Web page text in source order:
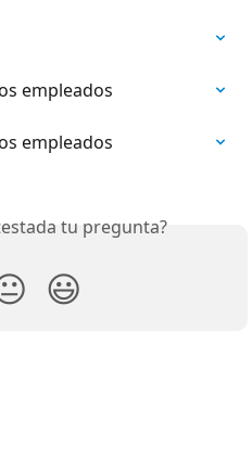
empleados
empleados
tu pregunta?
😃